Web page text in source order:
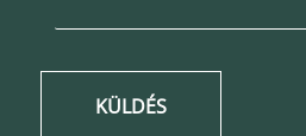
KÜLDÉS